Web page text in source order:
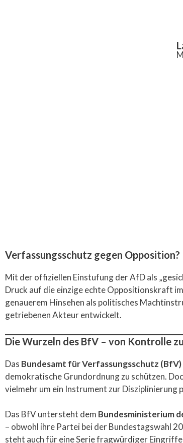
Verfassungsschutz gegen
Mit der offiziellen Einstufung der AfD als
Druck auf die einzige echte Oppositionskraft
genauerem Hinsehen als politisches
getriebenen Akteur entwickelt.
Die Wurzeln des BfV – von Kontrolle
Das Bundesamt für Verfassungsschutz (BfV)
demokratische Grundordnung zu schützen.
vielmehr um ein Instrument zur Disziplinierung
Das BfV untersteht dem Bundesministerium
– obwohl ihre Partei bei der Bundestagswahl
steht auch für eine Serie fragwürdiger